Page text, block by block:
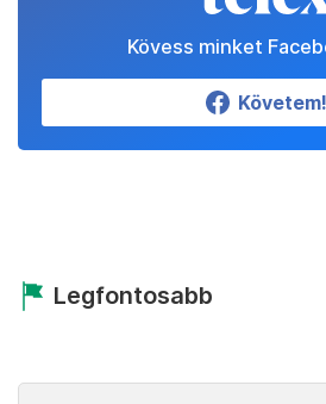
Kövess minket
Követem!
Legfontosabb